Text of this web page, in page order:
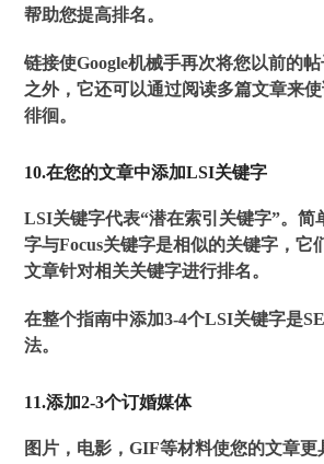
帮助您提高排名。
链接使Google机械手再次将您以前的
之外，它还可以通过阅读多篇文章来
徘徊。
10.在您的文章中添加LSI关键字
LSI关键字代表“潜在索引关键字”。简
字与Focus关键字是相似的关键字，它
文章针对相关关键字进行排名。
在整个指南中添加3-4个LSI关键字是
法。
11.添加2-3个订婚媒体
图片，电影，GIF等材料使您的文章